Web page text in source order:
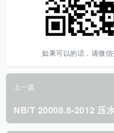
如果可以的话，请微信
上一篇